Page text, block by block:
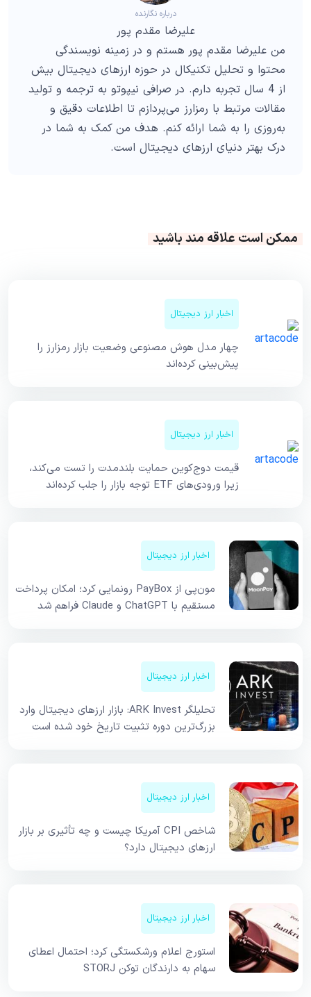
درباره نگارنده
علیرضا مقدم پور
من علیرضا مقدم پور هستم و در زمینه نویسندگی
محتوا و تحلیل تکنیکال در حوزه ارزهای دیجیتال بیش
از 4 سال تجربه دارم. در صرافی نیپوتو به ترجمه و تولید
مقالات مرتبط با رمزارز می‌پردازم تا اطلاعات دقیق و
به‌روزی را به شما ارائه کنم. هدف من کمک به شما در
درک بهتر دنیای ارزهای دیجیتال است.
ممکن است علاقه مند باشید
اخبار ارز دیجیتال
چهار مدل هوش مصنوعی وضعیت بازار رمزارز را
پیش‌بینی کرده‌اند
اخبار ارز دیجیتال
قیمت دوج‌کوین حمایت بلندمدت را تست می‌کند،
زیرا ورودی‌های ETF توجه بازار را جلب کرده‌اند
اخبار ارز دیجیتال
مون‌پی از PayBox رونمایی کرد؛ امکان پرداخت
مستقیم با ChatGPT و Claude فراهم شد
اخبار ارز دیجیتال
تحلیلگر ARK Invest: بازار ارزهای دیجیتال وارد
بزرگ‌ترین دوره تثبیت تاریخ خود شده است
اخبار ارز دیجیتال
شاخص CPI آمریکا چیست و چه تأثیری بر بازار
ارزهای دیجیتال دارد؟
اخبار ارز دیجیتال
استورج اعلام ورشکستگی کرد؛ احتمال اعطای
سهام به دارندگان توکن STORJ